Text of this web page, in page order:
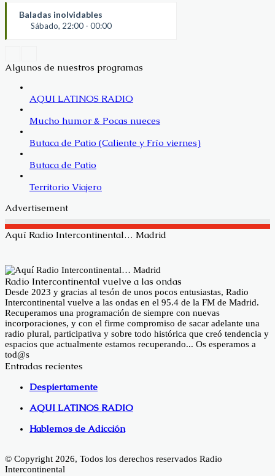
Baladas inolvidables
Sábado, 22:00 - 00:00
Algunos de nuestros programas
AQUI LATINOS RADIO
Mucho humor & Pocas nueces
Butaca de Patio (Caliente y Frío viernes)
Butaca de Patio
Territorio Viajero
Advertisement
Aquí Radio Intercontinental… Madrid
Radio Intercontinental vuelve a las ondas
Desde 2023 y gracias al tesón de unos pocos entusiastas, Radio
Intercontinental vuelve a las ondas en el 95.4 de la FM de Madrid.
Recuperamos una programación de siempre con nuevas
incorporaciones, y con el firme compromiso de sacar adelante una
radio plural, participativa y sobre todo histórica que creó tendencia y
espacios que actualmente estamos recuperando... Os esperamos a
tod@s
Entradas recientes
Despiertamente
AQUI LATINOS RADIO
Hablemos de Adicción
© Copyright 2026, Todos los derechos reservados Radio
Intercontinental